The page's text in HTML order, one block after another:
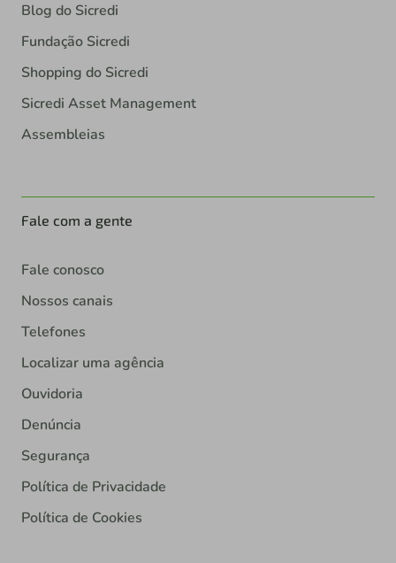
Blog do Sicredi
Fundação Sicredi
Shopping do Sicredi
Sicredi Asset Management
Assembleias
Fale com a gente
Fale conosco
Nossos canais
Telefones
Localizar uma agência
Ouvidoria
Denúncia
Segurança
Política de Privacidade
Política de Cookies